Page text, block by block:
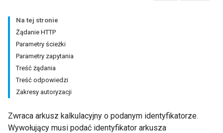
Na tej stronie
Żądanie HTTP
Parametry ścieżki
Parametry zapytania
Treść żądania
Treść odpowiedzi
Zakresy autoryzacji
Zwraca arkusz kalkulacyjny o podanym identyfikatorze.
Wywołujący musi podać identyfikator arkusza